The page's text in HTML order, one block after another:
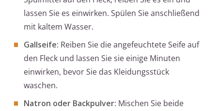
lassen Sie es einwirken. Spülen Sie anschließend
mit kaltem Wasser.
Gallseife: Reiben Sie die angefeuchtete Seife auf
den Fleck und lassen Sie sie einige Minuten
einwirken, bevor Sie das Kleidungsstück
waschen.
Natron oder Backpulver: Mischen Sie beide